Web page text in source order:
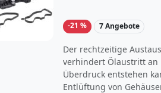
-21 % 7 Angebote
Der rechtzeitige
verhindert Ölaustritt
Überdruck entstehen
Entlüftung von